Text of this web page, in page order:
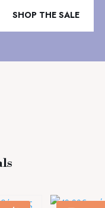
SHOP THE SALE